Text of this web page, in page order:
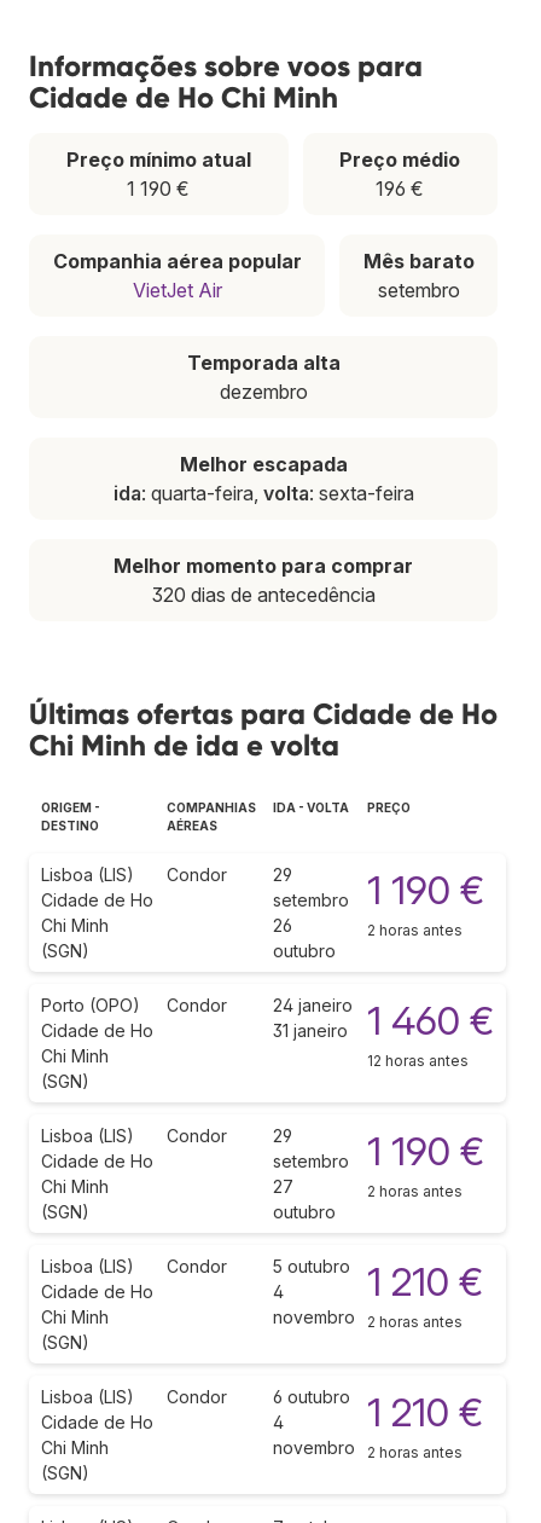
Informações sobre voos para
Cidade de Ho Chi Minh
Preço mínimo atual
1 190 €
Preço médio
196 €
Companhia aérea popular
VietJet Air
Mês barato
setembro
Temporada alta
dezembro
Melhor escapada
ida: quarta-feira, volta: sexta-feira
Melhor momento para comprar
320 dias de antecedência
Últimas ofertas para Cidade de Ho
Chi Minh de ida e volta
ORIGEM -
DESTINO
COMPANHIAS
AÉREAS
IDA - VOLTA PREÇO
Lisboa (LIS)
Cidade de Ho
Chi Minh
(SGN)
Condor
29
setembro
26
outubro
1 190 €
2 horas antes
Porto (OPO)
Cidade de Ho
Chi Minh
(SGN)
Condor
24 janeiro
31 janeiro
1 460 €
12 horas antes
Lisboa (LIS)
Cidade de Ho
Chi Minh
(SGN)
Condor
29
setembro
27
outubro
1 190 €
2 horas antes
Lisboa (LIS)
Cidade de Ho
Chi Minh
(SGN)
Condor
5 outubro
4
novembro
1 210 €
2 horas antes
Lisboa (LIS)
Cidade de Ho
Chi Minh
(SGN)
Condor
6 outubro
4
novembro
1 210 €
2 horas antes